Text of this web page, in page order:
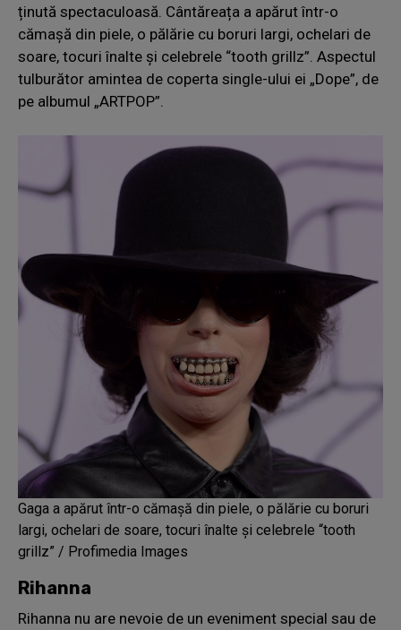
ținută spectaculoasă. Cântăreața a apărut într-o
cămașă din piele, o pălărie cu boruri largi, ochelari de
soare, tocuri înalte și celebrele “tooth grillz”. Aspectul
tulburător amintea de coperta single-ului ei „Dope”, de
pe albumul „ARTPOP”.
Gaga a apărut într-o cămașă din piele, o pălărie cu boruri
largi, ochelari de soare, tocuri înalte și celebrele “tooth
grillz” / Profimedia Images
Rihanna
Rihanna nu are nevoie de un eveniment special sau de